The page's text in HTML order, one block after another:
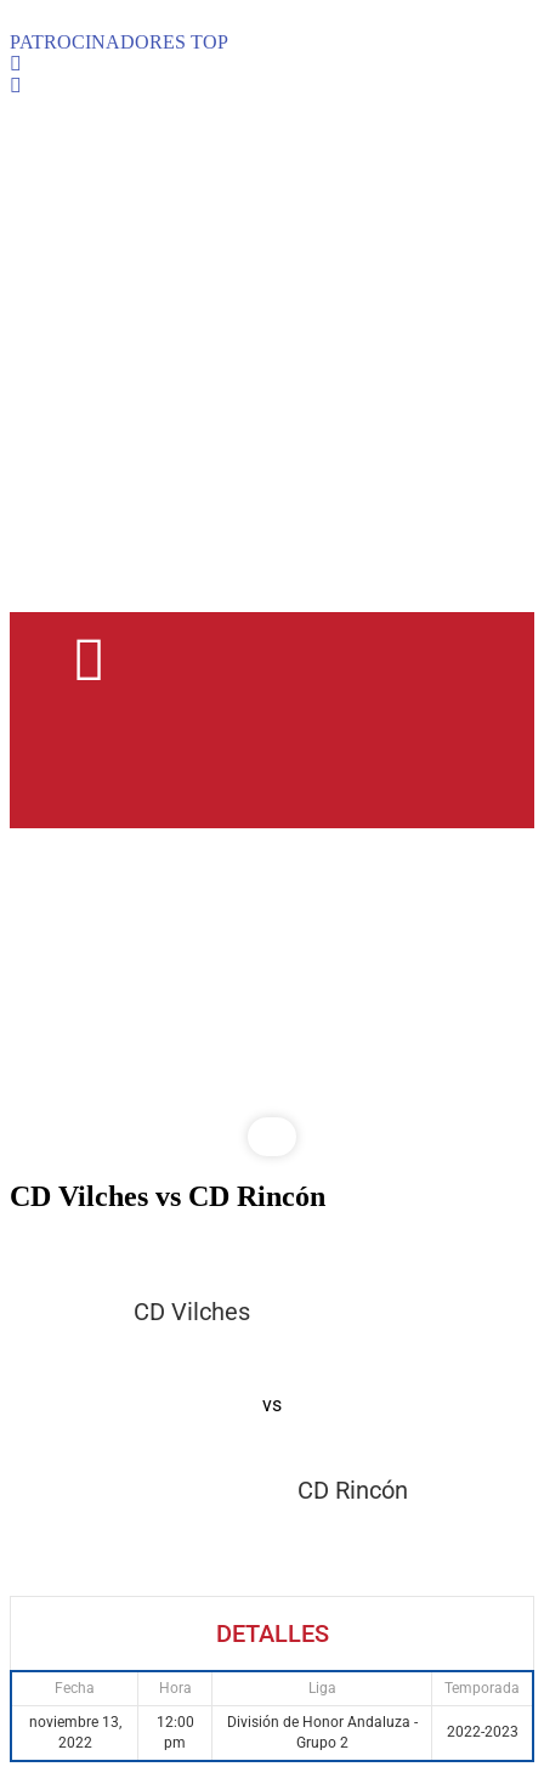
PATROCINADORES TOP
CD Vilches vs CD Rincón
CD Vilches
vs
CD Rincón
DETALLES
Fecha Hora Liga
Temporada
noviembre 13,
2022
12:00
pm
División de Honor Andaluza -
Grupo 2
2022-2023